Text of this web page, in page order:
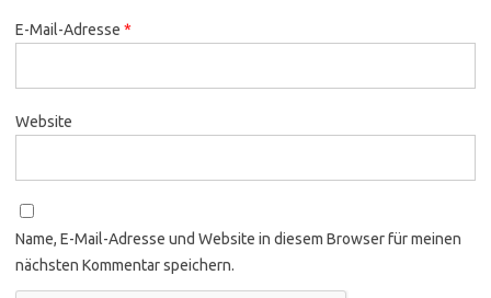
E-Mail-Adresse *
Website
Name, E-Mail-Adresse und Website in diesem Browser für meinen
nächsten Kommentar speichern.